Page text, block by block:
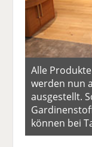
Alle
werden nun
ausgestellt.
können bei